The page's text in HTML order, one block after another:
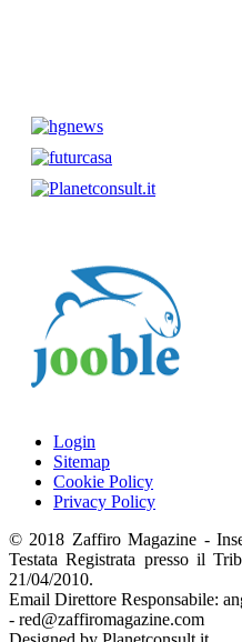
Login
Sitemap
Cookie Policy
Privacy Policy
© 2018 Zaffiro Magazine -
Testata Registrata presso il
21/04/2010.
Email Direttore Responsabile:
- red@zaffiromagazine.com